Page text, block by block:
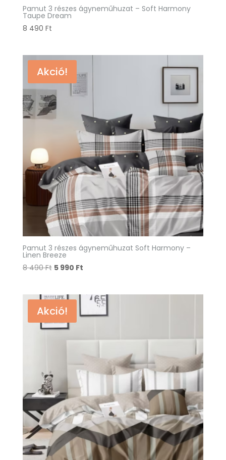
Pamut 3 részes ágyneműhuzat – Soft Harmony
Taupe Dream
8 490 Ft
Akció!
Pamut 3 részes ágyneműhuzat Soft Harmony –
Linen Breeze
8 490Ft Original
8
490 Ft.
5 990 FtCurrent
990 Ft.
Akció!